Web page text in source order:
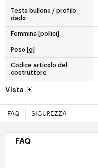
Testa bullone / profilo
dado
Femmina [pollici]
Peso [g]
Codice articolo del
costruttore
Vista
FAQ SICUREZZA
FAQ